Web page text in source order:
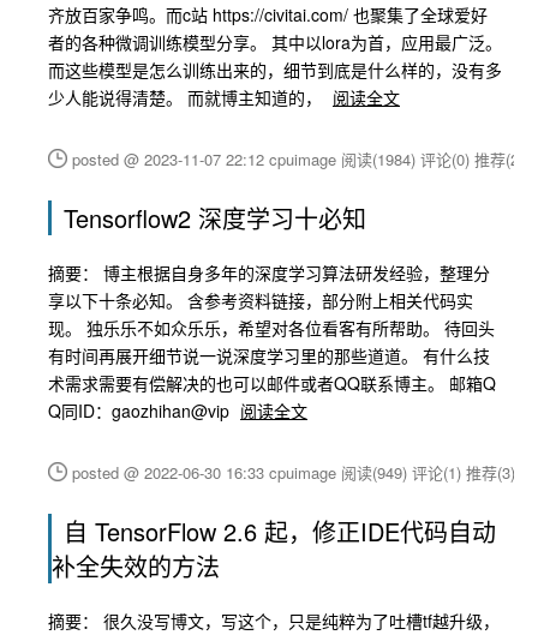
齐放百家争鸣。而c站 https://civitai.com/ 也聚集了全球爱好
者的各种微调训练模型分享。 其中以lora为首，应用最广泛。
而这些模型是怎么训练出来的，细节到底是什么样的，没有多
少人能说得清楚。 而就博主知道的，
阅读全文
posted @ 2023-11-07 22:12 cpuimage 阅读(1984) 评论(0) 推荐(2)
Tensorflow2 深度学习十必知
摘要： 博主根据自身多年的深度学习算法研发经验，整理分
享以下十条必知。 含参考资料链接，部分附上相关代码实
现。 独乐乐不如众乐乐，希望对各位看客有所帮助。 待回头
有时间再展开细节说一说深度学习里的那些道道。 有什么技
术需求需要有偿解决的也可以邮件或者QQ联系博主。 邮箱Q
Q同ID：gaozhihan@vip 阅读全文
posted @ 2022-06-30 16:33 cpuimage 阅读(949) 评论(1) 推荐(3)
自 TensorFlow 2.6 起，修正IDE代码自动
补全失效的方法
摘要： 很久没写博文，写这个，只是纯粹为了吐槽tf越升级，